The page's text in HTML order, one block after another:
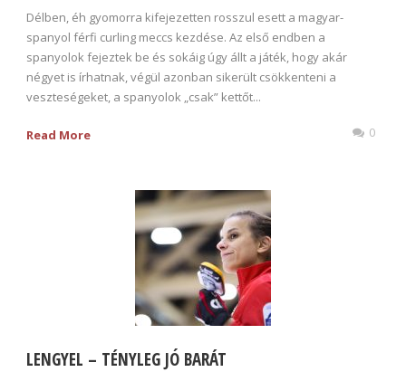
Délben, éh gyomorra kifejezetten rosszul esett a magyar-
spanyol férfi curling meccs kezdése. Az első endben a
spanyolok fejeztek be és sokáig úgy állt a játék, hogy akár
négyet is írhatnak, végül azonban sikerült csökkenteni a
veszteségeket, a spanyolok „csak” kettőt...
Read More 0
LENGYEL – TÉNYLEG JÓ BARÁT